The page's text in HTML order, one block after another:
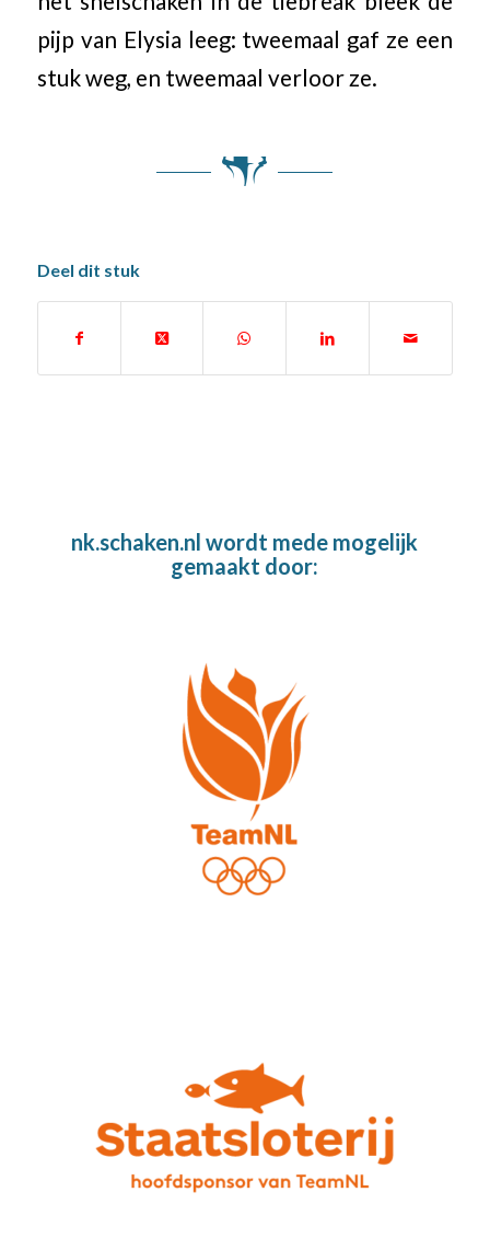
pijp van Elysia leeg: tweemaal gaf ze een
stuk weg, en tweemaal verloor ze.
Deel dit stuk
nk.schaken.nl wordt mede mogelijk
gemaakt door: